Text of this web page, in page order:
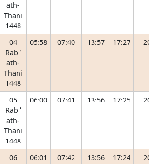
ath-
Thani
1448
04
Rabiʿ
ath-
Thani
1448
05:58 07:40 13:57 17:27
05
Rabiʿ
ath-
Thani
1448
06:00 07:41 13:56 17:25
06
06:01 07:42 13:56 17:24